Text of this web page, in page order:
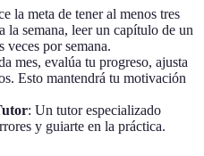
la meta de tener al menos tres
la semana, leer un capítulo de un
por semana.
mes, evalúa tu progreso, ajusta
Esto mantendrá tu motivación
: Un tutor especializado
y guiarte en la práctica.